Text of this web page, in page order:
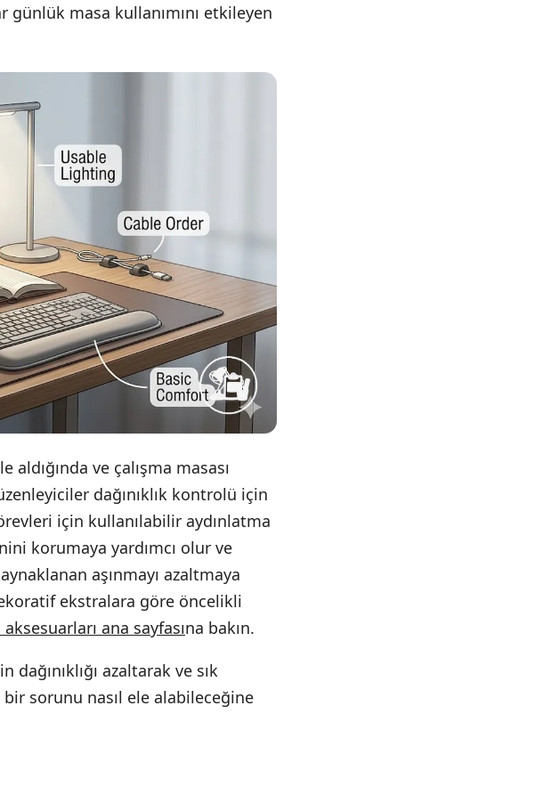
günlük masa kullanımını etkileyen
ve çalışma masası
dağınıklık kontrolü için
için kullanılabilir aydınlatma
korumaya yardımcı olur ve
aşınmayı azaltmaya
ekstralara göre öncelikli
aksesuarları ana sayfasına bakın.
azaltarak ve sık
sorunu nasıl ele alabileceğine